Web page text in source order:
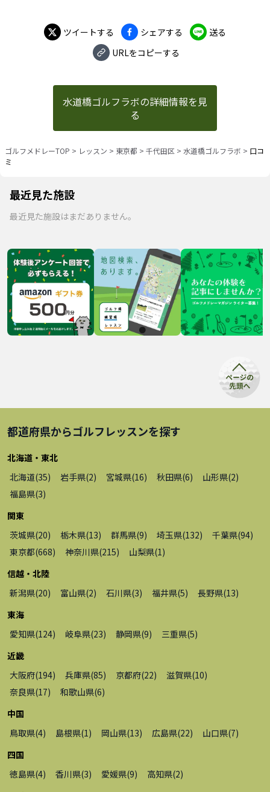
ツイートする シェアする
送る
URLをコピーする
水道橋ゴルフラボの詳細情報を見
る
ゴルフメドレーTOP > レッスン > 東京都 > 千代田区 > 水道橋ゴルフラボ > 口コ
ミ
最近見た施設
最近見た施設はまだありません。
都道府県からゴルフレッスンを探す
北海道・東北
北海道(35) 岩手県(2) 宮城県(16) 秋田県(6) 山形県(2)
福島県(3)
関東
茨城県(20) 栃木県(13) 群馬県(9) 埼玉県(132) 千葉県(94)
東京都(668) 神奈川県(215) 山梨県(1)
信越・北陸
新潟県(20) 富山県(2) 石川県(3) 福井県(5) 長野県(13)
東海
愛知県(124) 岐阜県(23) 静岡県(9) 三重県(5)
近畿
大阪府(194) 兵庫県(85) 京都府(22) 滋賀県(10)
奈良県(17) 和歌山県(6)
中国
鳥取県(4) 島根県(1) 岡山県(13) 広島県(22) 山口県(7)
四国
徳島県(4) 香川県(3) 愛媛県(9) 高知県(2)